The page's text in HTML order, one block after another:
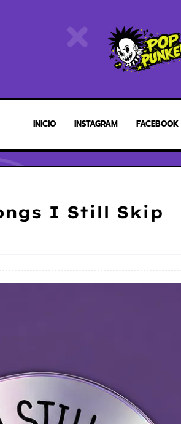
INICIO INSTAGRAM FACEBOOK
I Still Skip